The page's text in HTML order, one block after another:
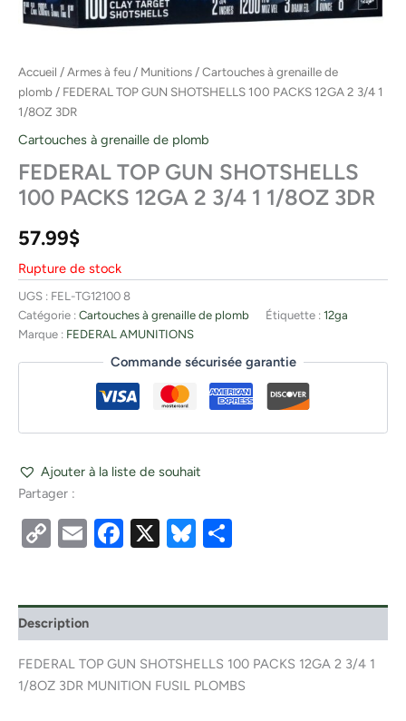
Accueil /Armes à feu / Munitions /Cartouches à grenaille de
plomb / FEDERAL TOP GUN SHOTSHELLS 100 PACKS 12GA 2 3/4 1
1/8OZ 3DR
Cartouches à grenaille de plomb
FEDERAL TOP GUN SHOTSHELLS
100 PACKS 12GA 2 3/4 1 1/8OZ 3DR
57.99$
Rupture de stock
UGS : FEL-TG12100 8
Catégorie : Cartouches à grenaille de plomb Étiquette : 12ga
Marque : FEDERAL AMUNITIONS
Commande sécurisée garantie
Ajouter à la liste de souhait
Partager :
CopyEmailFacebook
X Bluesky
Description
FEDERAL TOP GUN SHOTSHELLS 100 PACKS 12GA 2 3/4 1
1/8OZ 3DR MUNITION FUSIL PLOMBS